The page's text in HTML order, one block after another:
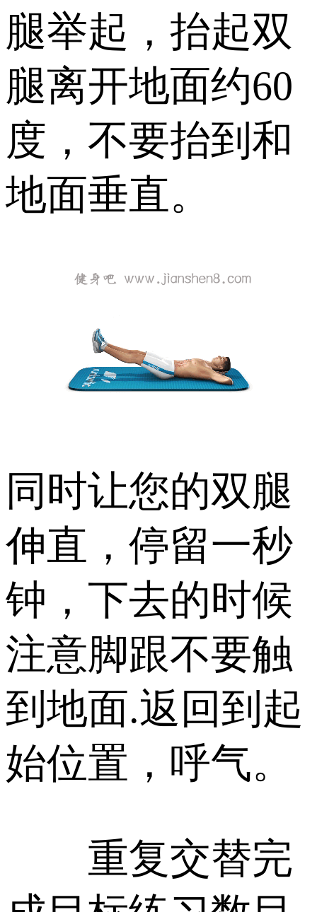
腿举起，抬起双
腿离开地面约60
度，不要抬到和
地面垂直。
同时让您的双腿
伸直，停留一秒
钟，下去的时候
注意脚跟不要触
到地面.返回到起
始位置，呼气。
重复交替完